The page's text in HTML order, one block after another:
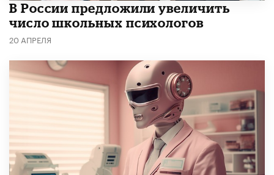
В России предложили увеличить
число школьных психологов
20 АПРЕЛЯ